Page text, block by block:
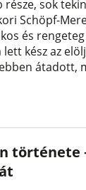
sok
Schöpf-
és
kész az
átadott,
története